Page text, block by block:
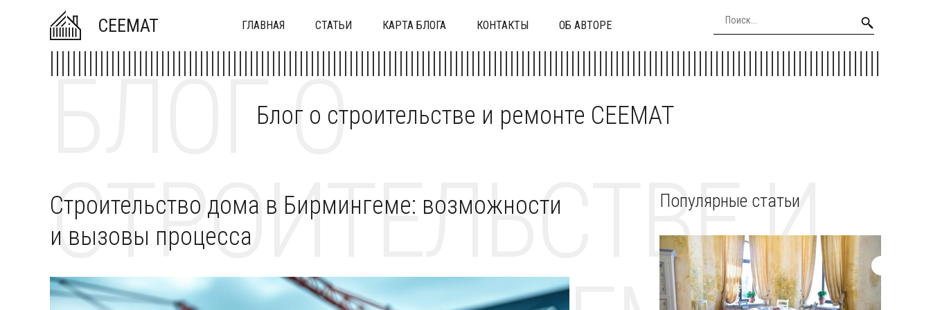
CEEMAT ГЛАВНАЯ СТАТЬИ КАРТА БЛОГА КОНТАКТЫ ОБ АВТОРЕ
Блог о строительстве и ремонте CEEMAT
БЛОГ О
СТРОИТЕЛЬСТВЕ И
Строительство дома в Бирмингеме: возможности
и вызовы процесса
Популярные статьи